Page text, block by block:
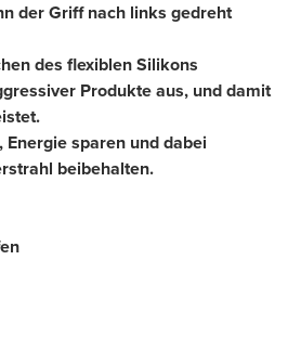
der Griff nach links gedreht
des flexiblen Silikons
Produkte aus, und damit
sparen und dabei
beibehalten.